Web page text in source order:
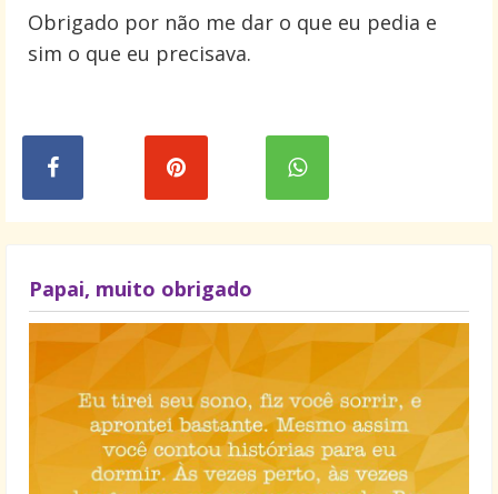
Obrigado por não me dar o que eu pedia e
sim o que eu precisava.
Papai, muito obrigado